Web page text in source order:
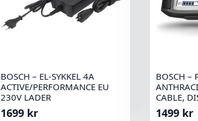
BOSCH – EL-SYKKEL 4A
ACTIVE/PERFORMANCE EU
230V LADER
1699 kr
BOSCH –
CABLE,
1499 kr